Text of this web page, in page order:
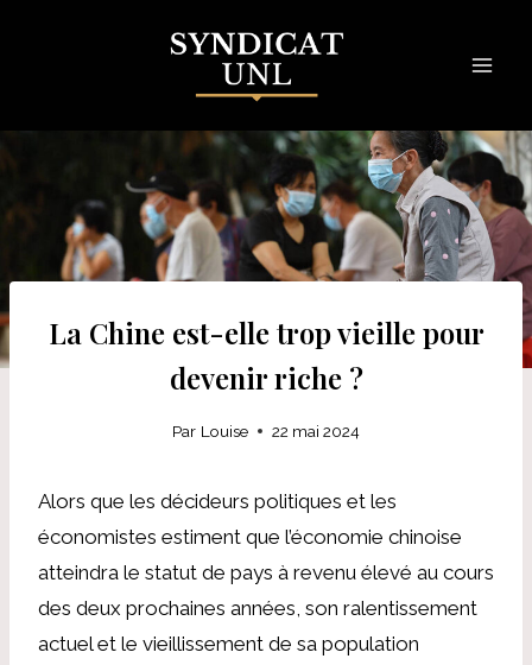
La Chine est-elle trop vieille pour
devenir riche ?
Par Louise 22 mai 2024
Alors que les décideurs politiques et les
économistes estiment que l’économie chinoise
atteindra le statut de pays à revenu élevé au cours
des deux prochaines années, son ralentissement
actuel et le vieillissement de sa population